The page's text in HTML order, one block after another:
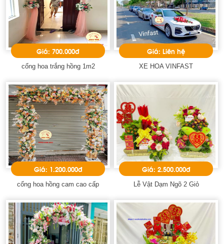
Giá: 700.000đ
cổng hoa trắng hồng 1m2
Giá: Liên hệ
XE HOA VINFAST
Giá: 1.200.000đ
cổng hoa hồng cam cao cấp
Giá: 2.500.000đ
Lễ Vật Dạm Ngõ 2 Giỏ